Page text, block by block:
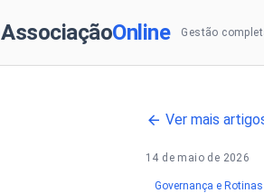
AssociaçãoOnline Gestão
Ver mais
14 de maio de 2026
Governança e Rotinas